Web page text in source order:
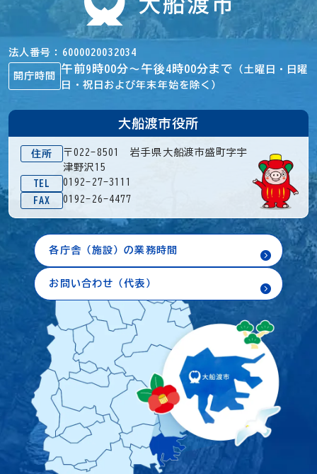
法人番号 6000020032034
開庁時間
午前9時00分～午後4時00分まで
（土曜日・日曜
日・祝日および年末年始を除く）
大船渡市役所
住所
〒022-8501 岩手県大船渡市盛町字宇
津野沢15
TEL
0192-27-3111
FAX
0192-26-4477
各庁舎（施設）の業務時間
お問い合わせ（代表）